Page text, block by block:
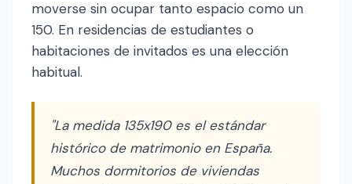
moverse sin ocupar tanto espacio como un
150. En residencias de estudiantes o
habitaciones de invitados es una elección
habitual.
"La medida 135x190 es el estándar
histórico de matrimonio en España.
Muchos dormitorios de viviendas